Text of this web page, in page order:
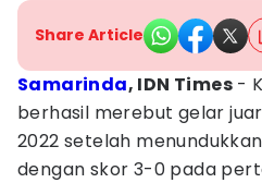
Share Article
Samarinda, IDN Times -
berhasil merebut gelar
2022 setelah
dengan skor 3-0 pada